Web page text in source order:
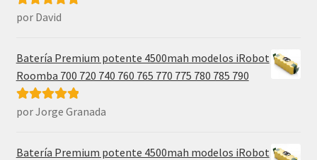
Valorado con
por David
Batería Premium potente 4500mah modelos iRobot
Roomba 700 720 740 760 765 770 775 780 785 790
Valorado con
por Jorge Granada
Batería Premium potente 4500mah modelos iRobot